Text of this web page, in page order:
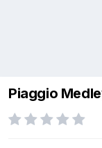
Piaggio